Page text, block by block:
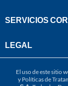
SERVICIOS
LEGAL
El uso de este sitio
y Políticas de